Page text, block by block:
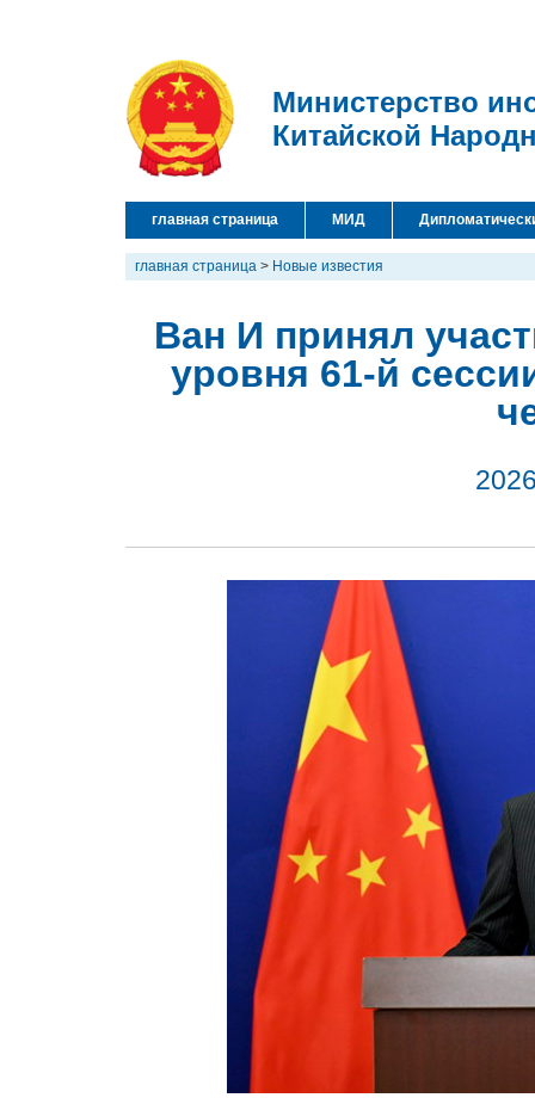
Министерство
Китайской
главная страница МИД
главная страница > Новые известия
Ван И принял
уровня 61-й